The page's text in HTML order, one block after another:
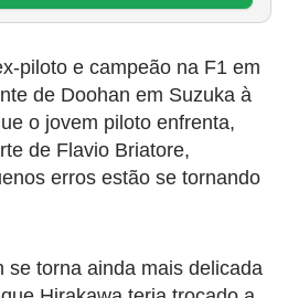
piloto e campeão na F1 em
de Doohan em Suzuka à
o jovem piloto enfrenta,
de Flavio Briatore,
erros estão se tornando
se torna ainda mais delicada